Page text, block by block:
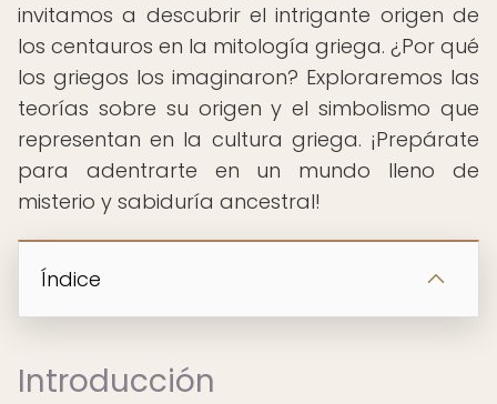
invitamos a descubrir el intrigante origen de
los centauros en la mitología griega. ¿Por qué
los griegos los imaginaron? Exploraremos las
teorías sobre su origen y el simbolismo que
representan en la cultura griega. ¡Prepárate
para adentrarte en un mundo lleno de
misterio y sabiduría ancestral!
Índice
Introducción